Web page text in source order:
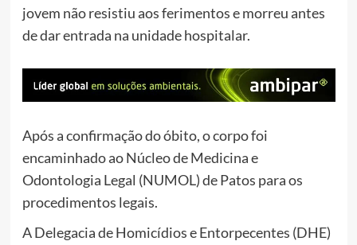
jovem não resistiu aos ferimentos e morreu antes
de dar entrada na unidade hospitalar.
Após a confirmação do óbito, o corpo foi
encaminhado ao Núcleo de Medicina e
Odontologia Legal (NUMOL) de Patos para os
procedimentos legais.
A Delegacia de Homicídios e Entorpecentes (DHE)